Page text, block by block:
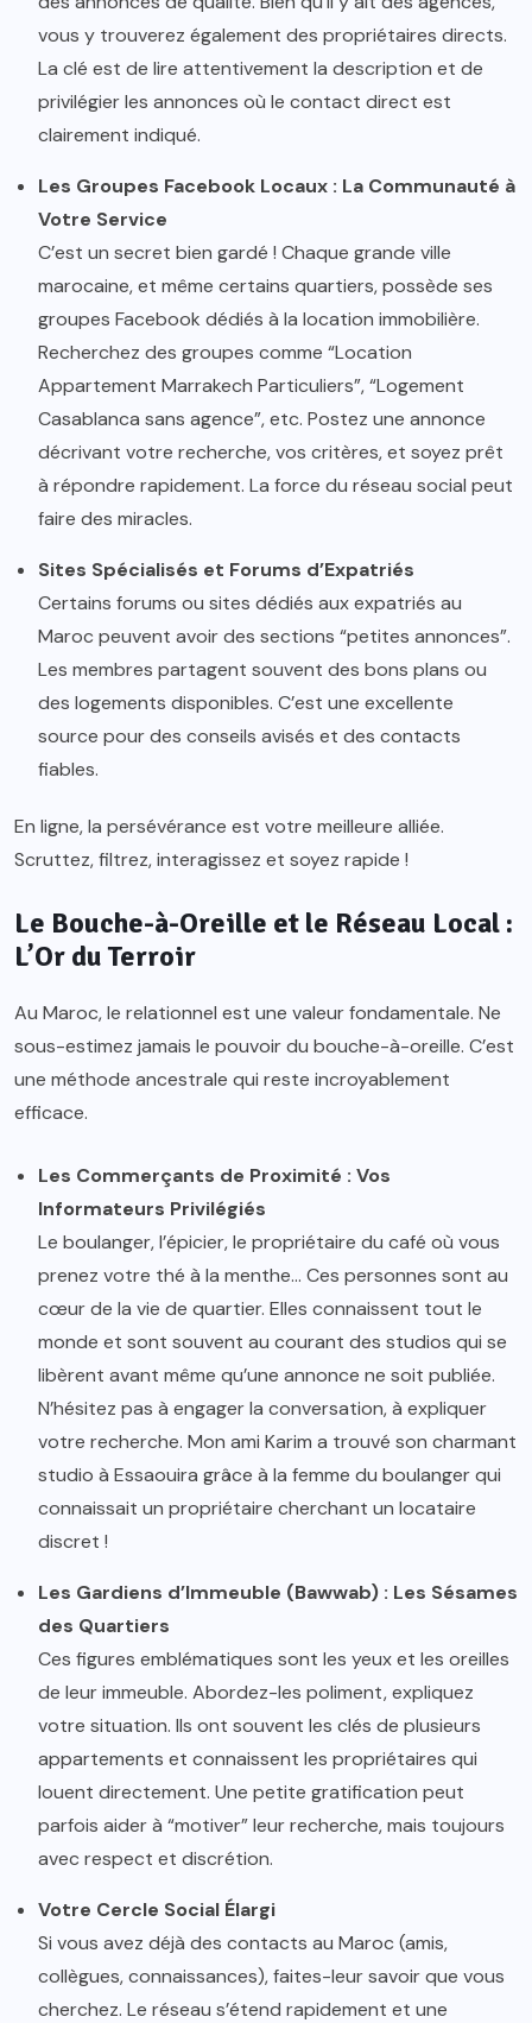
vous y trouverez également des propriétaires directs.
La clé est de lire attentivement la description et de
privilégier les annonces où le contact direct est
clairement indiqué.
Les Groupes Facebook Locaux : La Communauté à
Votre Service
C’est un secret bien gardé ! Chaque grande ville
marocaine, et même certains quartiers, possède ses
groupes Facebook dédiés à la location immobilière.
Recherchez des groupes comme “Location
Appartement Marrakech Particuliers”, “Logement
Casablanca sans agence”, etc. Postez une annonce
décrivant votre recherche, vos critères, et soyez prêt
à répondre rapidement. La force du réseau social peut
faire des miracles.
Sites Spécialisés et Forums d’Expatriés
Certains forums ou sites dédiés aux expatriés au
Maroc peuvent avoir des sections “petites annonces”.
Les membres partagent souvent des bons plans ou
des logements disponibles. C’est une excellente
source pour des conseils avisés et des contacts
fiables.
En ligne, la persévérance est votre meilleure alliée.
Scruttez, filtrez, interagissez et soyez rapide !
Le Bouche-à-Oreille et le Réseau Local :
L’Or du Terroir
Au Maroc, le relationnel est une valeur fondamentale. Ne
sous-estimez jamais le pouvoir du bouche-à-oreille. C’est
une méthode ancestrale qui reste incroyablement
efficace.
Les Commerçants de Proximité : Vos
Informateurs Privilégiés
Le boulanger, l’épicier, le propriétaire du café où vous
prenez votre thé à la menthe… Ces personnes sont au
cœur de la vie de quartier. Elles connaissent tout le
monde et sont souvent au courant des studios qui se
libèrent avant même qu’une annonce ne soit publiée.
N’hésitez pas à engager la conversation, à expliquer
votre recherche. Mon ami Karim a trouvé son charmant
studio à Essaouira grâce à la femme du boulanger qui
connaissait un propriétaire cherchant un locataire
discret !
Les Gardiens d’Immeuble (Bawwab) : Les Sésames
des Quartiers
Ces figures emblématiques sont les yeux et les oreilles
de leur immeuble. Abordez-les poliment, expliquez
votre situation. Ils ont souvent les clés de plusieurs
appartements et connaissent les propriétaires qui
louent directement. Une petite gratification peut
parfois aider à “motiver” leur recherche, mais toujours
avec respect et discrétion.
Votre Cercle Social Élargi
Si vous avez déjà des contacts au Maroc (amis,
collègues, connaissances), faites-leur savoir que vous
cherchez. Le réseau s’étend rapidement et une